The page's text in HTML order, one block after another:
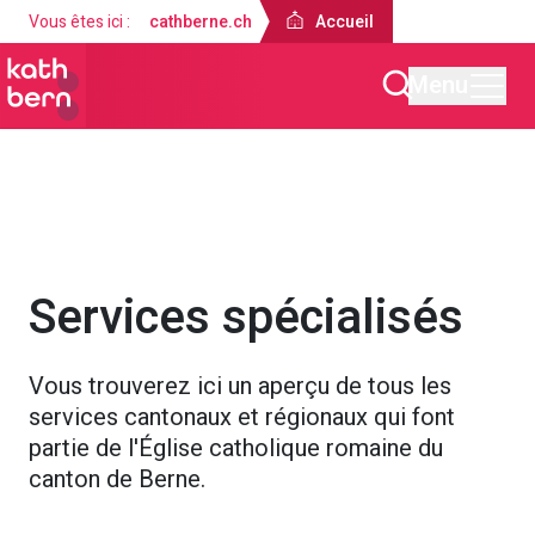
Vous êtes ici : cathberne.ch Accueil
Services spécialisés
Vous trouverez ici un aperçu de tous les
services cantonaux et régionaux qui font
partie de l'Église catholique romaine du
canton de Berne.